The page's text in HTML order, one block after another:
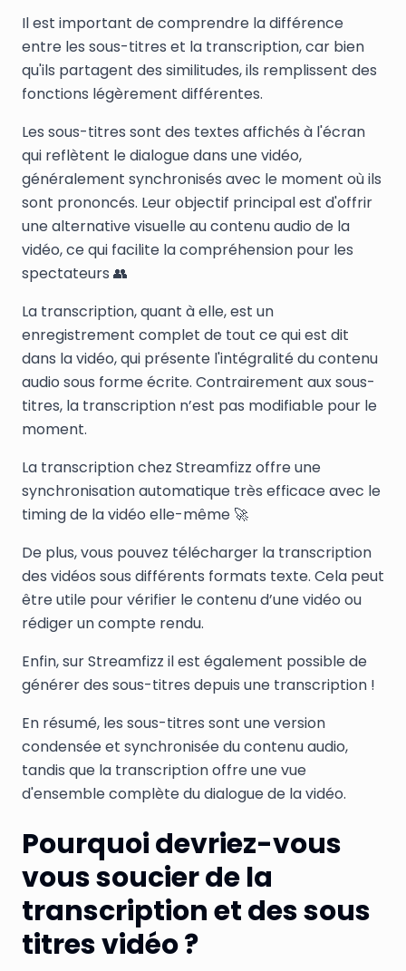
Il est important de comprendre la différence
entre les sous-titres et la transcription, car bien
qu'ils partagent des similitudes, ils remplissent des
fonctions légèrement différentes.
Les sous-titres sont des textes affichés à l'écran
qui reflètent le dialogue dans une vidéo,
généralement synchronisés avec le moment où ils
sont prononcés. Leur objectif principal est d'offrir
une alternative visuelle au contenu audio de la
vidéo, ce qui facilite la compréhension pour les
spectateurs 👥
La transcription, quant à elle, est un
enregistrement complet de tout ce qui est dit
dans la vidéo, qui présente l'intégralité du contenu
audio sous forme écrite. Contrairement aux sous-
titres, la transcription n’est pas modifiable pour le
moment.
La transcription chez Streamfizz offre une
synchronisation automatique très efficace avec le
timing de la vidéo elle-même 🚀
De plus, vous pouvez télécharger la transcription
des vidéos sous différents formats texte. Cela peut
être utile pour vérifier le contenu d’une vidéo ou
rédiger un compte rendu.
Enfin, sur Streamfizz il est également possible de
générer des sous-titres depuis une transcription !
En résumé, les sous-titres sont une version
condensée et synchronisée du contenu audio,
tandis que la transcription offre une vue
d'ensemble complète du dialogue de la vidéo.
Pourquoi devriez-vous
vous soucier de la
transcription et des sous
titres vidéo ?